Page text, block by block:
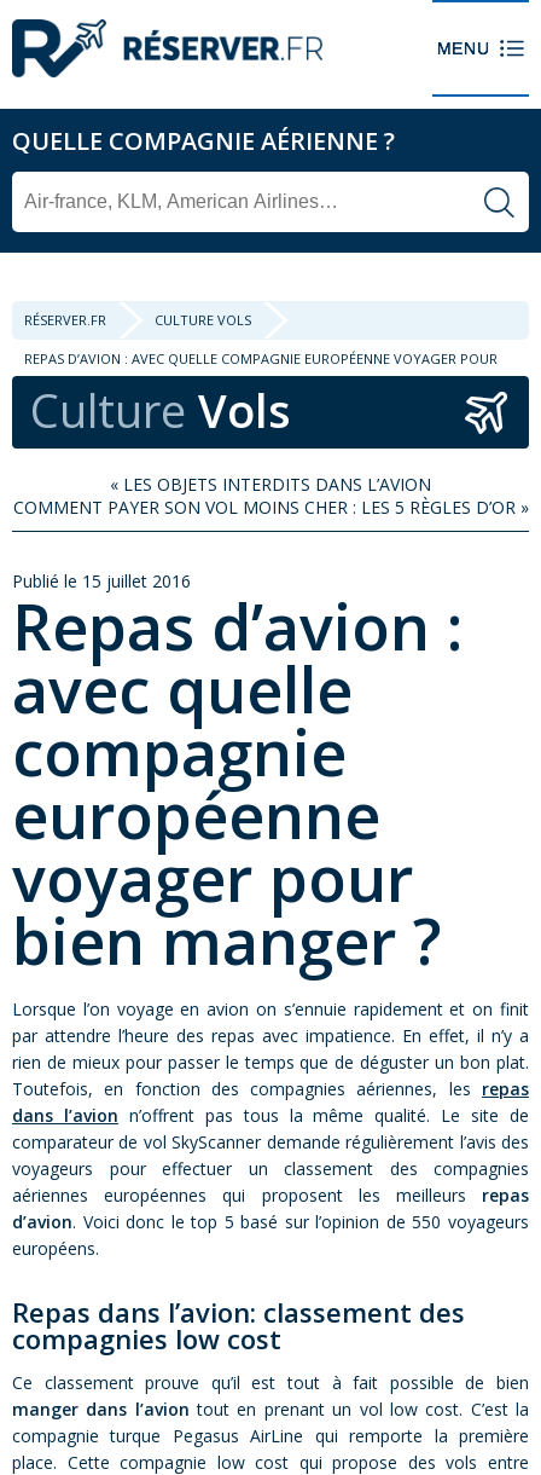
QUELLE COMPAGNIE AÉRIENNE ?
RÉSERVER.FR CULTURE VOLS
REPAS D’AVION : AVEC QUELLE COMPAGNIE EUROPÉENNE VOYAGER POUR
BIEN MANGER ?
Culture Vols
« LES OBJETS INTERDITS DANS L’AVION
COMMENT PAYER SON VOL MOINS CHER : LES 5 RÈGLES D’OR»
Publié le 15 juillet 2016
Repas d’avion :
avec quelle
compagnie
européenne
voyager pour
bien manger ?
Lorsque l’on voyage en avion on s’ennuie rapidement et on finit
par attendre l’heure des repas avec impatience. En effet, il n’y a
rien de mieux pour passer le temps que de déguster un bon plat.
Toutefois, en fonction des compagnies aériennes, les repas
dans l’avion n’offrent pas tous la même qualité. Le site de
comparateur de vol SkyScanner demande régulièrement l’avis des
voyageurs pour effectuer un classement des compagnies
aériennes européennes qui proposent les meilleurs repas
d’avion. Voici donc le top 5 basé sur l’opinion de 550 voyageurs
européens.
Repas dans l’avion: classement des
compagnies low cost
Ce classement prouve qu’il est tout à fait possible de bien
manger dans l’avion tout en prenant un vol low cost. C’est la
compagnie turque Pegasus AirLine qui remporte la première
place. Cette compagnie low cost qui propose des vols entre